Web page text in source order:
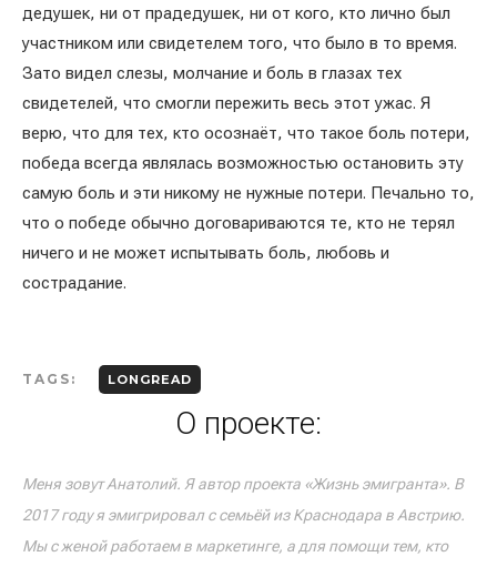
дедушек, ни от прадедушек, ни от кого, кто лично был
участником или свидетелем того, что было в то время.
Зато видел слезы, молчание и боль в глазах тех
свидетелей, что смогли пережить весь этот ужас. Я
верю, что для тех, кто осознаёт, что такое боль потери,
победа всегда являлась возможностью остановить эту
самую боль и эти никому не нужные потери. Печально то,
что о победе обычно договариваются те, кто не терял
ничего и не может испытывать боль, любовь и
сострадание.
TAGS: LONGREAD
О проекте:
Меня зовут Анатолий. Я автор проекта «Жизнь эмигранта». В
2017 году я эмигрировал с семьёй из Краснодара в Австрию.
Мы с женой работаем в маркетинге, а для помощи тем, кто